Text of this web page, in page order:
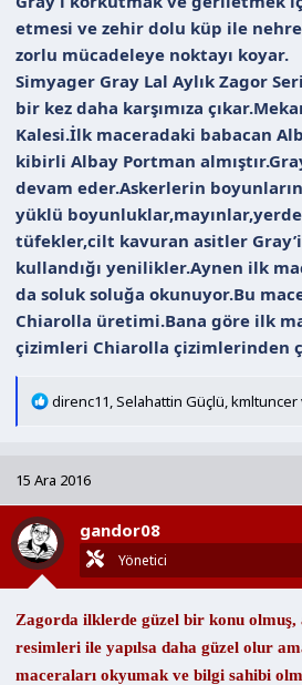
etmesi ve zehir dolu küp ile
zorlu mücadeleye noktayı koyar.
Simyager Gray Lal Aylık Zagor
bir kez daha karşımıza
Kalesi.İlk maceradaki babacan
kibirli Albay Portman
devam eder.Askerlerin
yüklü
tüfekler,cilt kavuran asitler
kullandığı yenilikler.Aynen ilk
da soluk soluğa okunuyor.Bu
Chiarolla üretimi.Bana göre ilk
çizimleri Chiarolla çizimlerinden
T
i
l
e
r
direnc11 Selahattin Güçlü kmltuncer
15 Ara 2016
gandor08
Yönetici
Zagorda ilklerde güzel bir konu
resimleri ile yapılsa daha güzel olur
maceraları okyumak ve bilgi sahibi